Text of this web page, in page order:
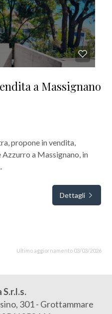
a Massignano
propone in vendita,
a Massignano, in
Dettagli
Ultimo aggiornamento 03/03/2026
301 - Grottammare